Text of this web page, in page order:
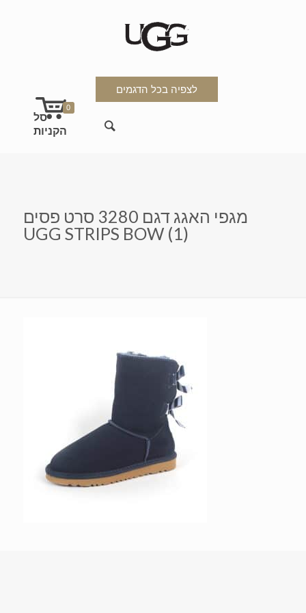
לצפיה בכל הדגמים
0
מגפי האגג דגם 3280 סרט פסים
UGG STRIPS BOW (1)